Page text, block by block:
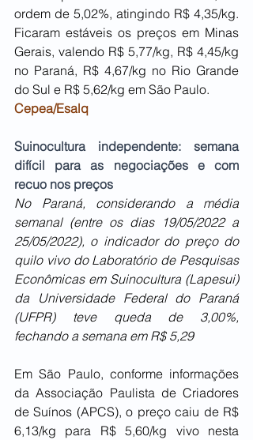
ordem de 5,02%, atingindo R$ 4,35/kg.
Ficaram estáveis os preços em Minas
Gerais, valendo R$ 5,77/kg, R$ 4,45/kg
no Paraná, R$ 4,67/kg no Rio Grande
do Sul e R$ 5,62/kg em São Paulo.
Cepea/Esalq
Suinocultura independente: semana
difícil para as negociações e com
recuo nos preços
No Paraná, considerando a média
semanal (entre os dias 19/05/2022 a
25/05/2022), o indicador do preço do
quilo vivo do Laboratório de Pesquisas
Econômicas em Suinocultura (Lapesui)
da Universidade Federal do Paraná
(UFPR) teve queda de 3,00%,
fechando a semana em R$ 5,29
Em São Paulo, conforme informações
da Associação Paulista de Criadores
de Suínos (APCS), o preço caiu de R$
6,13/kg para R$ 5,60/kg vivo nesta